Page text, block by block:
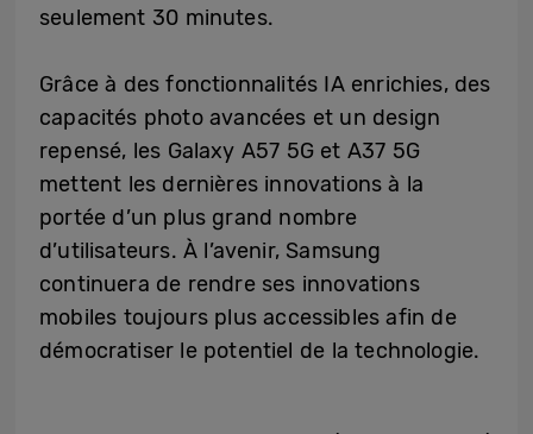
seulement 30 minutes.
Grâce à des fonctionnalités IA enrichies, des
capacités photo avancées et un design
repensé, les Galaxy A57 5G et A37 5G
mettent les dernières innovations à la
portée d’un plus grand nombre
d’utilisateurs. À l’avenir, Samsung
continuera de rendre ses innovations
mobiles toujours plus accessibles afin de
démocratiser le potentiel de la technologie.